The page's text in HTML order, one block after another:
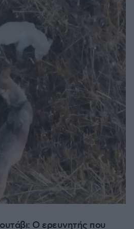
Ο ερευνητής που